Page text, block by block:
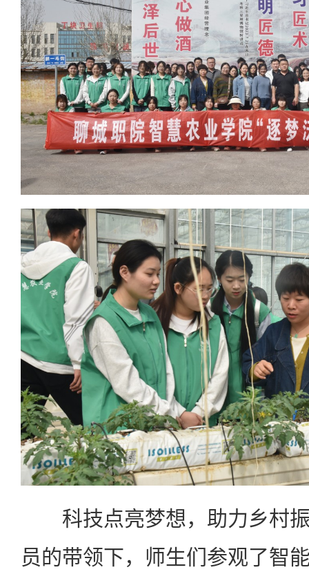
科技点亮梦想，助力乡村振
员的带领下，师生们参观了智